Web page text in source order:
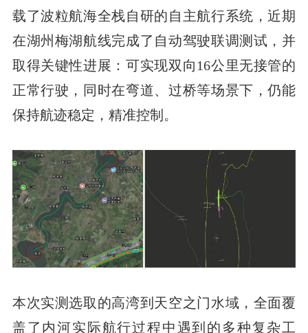
载了波粒航海全栈自研的自主航行系统，近期
在湖州梅湖航线完成了自动驾驶联调测试，并
取得关键性进展：可实现双向16公里无接管的
正常行驶，同时在弯道、过桥等场景下，仍能
保持航迹稳定，精准控制。
本次实测选取的高湾到天空之门水域，全面覆
盖了内河实际航行过程中遇到的多种复杂工